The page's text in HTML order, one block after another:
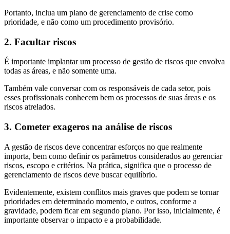
Portanto, inclua um plano de gerenciamento de crise como
prioridade, e não como um procedimento provisório.
2. Facultar riscos
É importante implantar um processo de gestão de riscos que envolva
todas as áreas, e não somente uma.
Também vale conversar com os responsáveis de cada setor, pois
esses profissionais conhecem bem os processos de suas áreas e os
riscos atrelados.
3. Cometer exageros na análise de riscos
A gestão de riscos deve concentrar esforços no que realmente
importa, bem como definir os parâmetros considerados ao gerenciar
riscos, escopo e critérios. Na prática, significa que o processo de
gerenciamento de riscos deve buscar equilíbrio.
Evidentemente, existem conflitos mais graves que podem se tornar
prioridades em determinado momento, e outros, conforme a
gravidade, podem ficar em segundo plano. Por isso, inicialmente, é
importante observar o impacto e a probabilidade.